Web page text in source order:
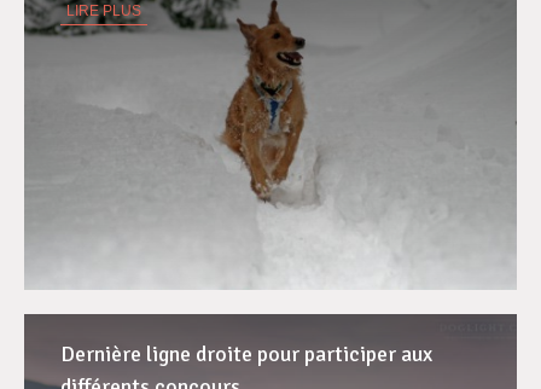
LIRE PLUS
Dernière ligne droite pour participer aux